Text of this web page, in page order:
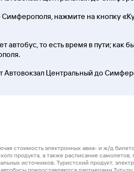
нажмите на кнопку
автобус, то есть время в пути; как
Автовокзал Центральный до
стоимость электронных авиа- и ж/д
продукта, а также расписание самолетов,
источников. Туристский продукт,